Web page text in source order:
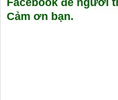
Facebook để người
Cảm ơn bạn.